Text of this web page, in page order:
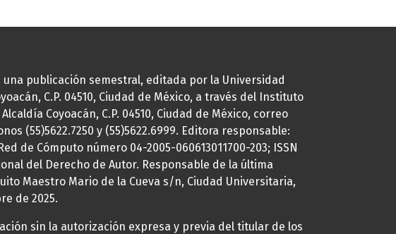
una publicación semestral, editada por la Universidad
C.P. 04510, Ciudad de México, a través del Instituto
Coyoacán, C.P. 04510, Ciudad de México, correo
(55)5622.7250 y (55)5622.6999. Editora responsable:
de Cómputo número 04-2005-060613011700-203; ISSN
del Derecho de Autor. Responsable de la última
Maestro Mario de la Cueva s/n, Ciudad Universitaria,
de 2025.
sin la autorización expresa y previa del titular de los